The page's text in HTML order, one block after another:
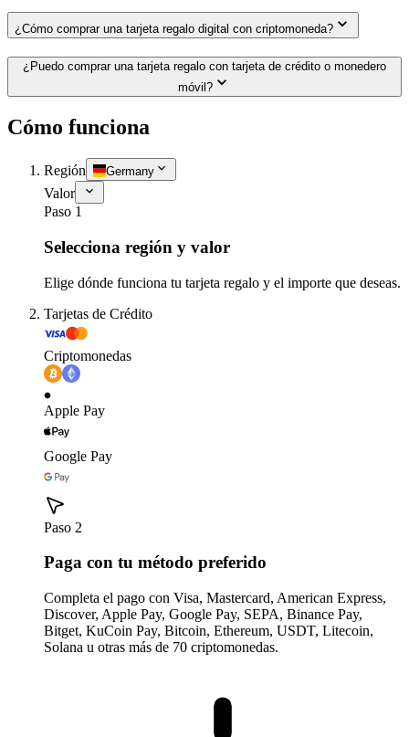
¿Cómo comprar una tarjeta regalo digital con criptomoneda?
¿Puedo comprar una tarjeta regalo con tarjeta de crédito o monedero
móvil?
Cómo funciona
Región Germany
Valor
Paso 1
Selecciona región y valor
Elige dónde funciona tu tarjeta regalo y el importe que deseas.
Tarjetas de Crédito
Criptomonedas
Apple Pay
Google Pay
Paso 2
Paga con tu método preferido
Completa el pago con Visa, Mastercard, American Express,
Discover, Apple Pay, Google Pay, SEPA, Binance Pay,
Bitget, KuCoin Pay, Bitcoin, Ethereum, USDT, Litecoin,
Solana u otras más de 70 criptomonedas.